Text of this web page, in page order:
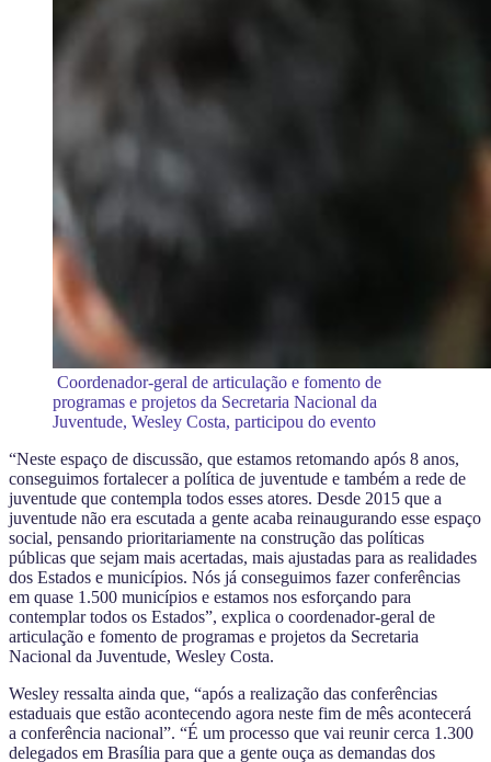
Coordenador-geral de articulação e fomento de
programas e projetos da Secretaria Nacional da
Juventude, Wesley Costa, participou do evento
“Neste espaço de discussão, que estamos retomando após 8 anos,
conseguimos fortalecer a política de juventude e também a rede de
juventude que contempla todos esses atores. Desde 2015 que a
juventude não era escutada a gente acaba reinaugurando esse espaço
social, pensando prioritariamente na construção das políticas
públicas que sejam mais acertadas, mais ajustadas para as realidades
dos Estados e municípios. Nós já conseguimos fazer conferências
em quase 1.500 municípios e estamos nos esforçando para
contemplar todos os Estados”, explica o coordenador-geral de
articulação e fomento de programas e projetos da Secretaria
Nacional da Juventude, Wesley Costa.
Wesley ressalta ainda que, “após a realização das conferências
estaduais que estão acontecendo agora neste fim de mês acontecerá
a conferência nacional”. “É um processo que vai reunir cerca 1.300
delegados em Brasília para que a gente ouça as demandas dos